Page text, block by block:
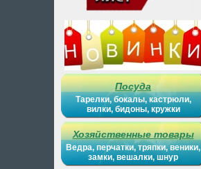
Посуда
Тарелки, бокалы, кастрюли,
вилки, бидоны, кружки
Хозяйственные товары
Ведра, перчатки, тряпки, веники,
замки, вешалки, шнур